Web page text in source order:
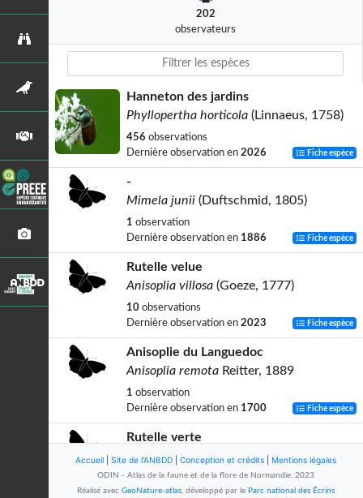
202
observateurs
Hanneton des jardins
Phyllopertha horticola (Linnaeus, 1758)
456 observations
Dernière observation en 2026 Fiche espèce
-
Mimela junii (Duftschmid, 1805)
1 observation
Dernière observation en 1886 Fiche espèce
Rutelle velue
Anisoplia villosa (Goeze, 1777)
10 observations
Dernière observation en 2023 Fiche espèce
Anisoplie du Languedoc
Anisoplia remota Reitter, 1889
1 observation
Dernière observation en 1700 Fiche espèce
Rutelle verte
Anomala dubia(Scopoli, 1763)
139 observations
Dernière observation en2025 Fiche espèce
Accueil Site de l'ANBDD Conception et crédits Mentions légales
ODIN - Atlas de la faune et de la flore de Normandie, 2023
Réalisé avec GeoNature-atlas, développé par le Parc national des Écrins